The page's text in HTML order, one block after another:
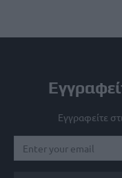
Εγγραφείτε